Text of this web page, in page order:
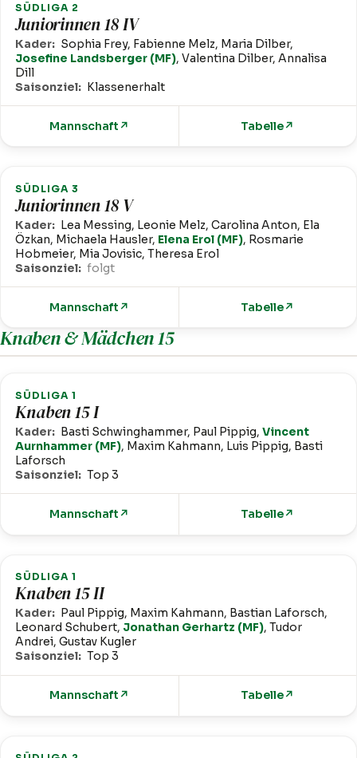
SÜDLIGA 2
Juniorinnen 18 IV
Kader: Sophia Frey, Fabienne Melz, Maria Dilber,
Josefine Landsberger (MF), Valentina Dilber, Annalisa
Dill
Saisonziel: Klassenerhalt
Mannschaft ↗ Tabelle↗
SÜDLIGA 3
Juniorinnen 18 V
Kader: Lea Messing, Leonie Melz, Carolina Anton, Ela
Özkan, Michaela Hausler, Elena Erol (MF), Rosmarie
Hobmeier, Mia Jovisic, Theresa Erol
Saisonziel: folgt
Mannschaft ↗ Tabelle↗
Knaben & Mädchen 15
SÜDLIGA 1
Knaben 15 I
Kader: Basti Schwinghammer, Paul Pippig,Vincent
Aurnhammer (MF), Maxim Kahmann, Luis Pippig, Basti
Laforsch
Saisonziel: Top 3
Mannschaft ↗ Tabelle↗
SÜDLIGA 1
Knaben 15 II
Kader: Paul Pippig, Maxim Kahmann, Bastian Laforsch,
Leonard Schubert, Jonathan Gerhartz (MF), Tudor
Andrei, Gustav Kugler
Saisonziel: Top 3
Mannschaft ↗ Tabelle↗